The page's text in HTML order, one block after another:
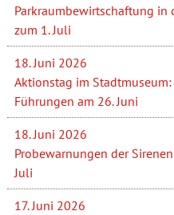
Parkraumbewirtschaftung in
zum 1. Juli
18. Juni 2026
Aktionstag im
Führungen am 26. Juni
18. Juni 2026
Probewarnungen der
Juli
17. Juni 2026